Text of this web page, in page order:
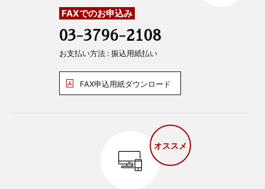
FAXでのお申込み
03-3796-2108
お支払い方法 : 振込用紙払い
FAX申込用紙ダウンロード
オススメ